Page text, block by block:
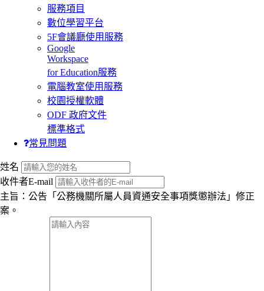
服務項目
數位學習平台
5F會議廳使用服務
Google
Workspace
for Education服務
電腦教室使用服務
校園授權軟體
ODF 政府文件
標準格式
常見問題
:::
姓名
收件者E-mail
主旨：公告「公務機關所屬人員資通安全事項獎懲辦法」修正
案。